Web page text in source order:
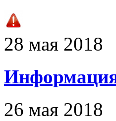
28 мая 2018
Информация
26 мая 2018